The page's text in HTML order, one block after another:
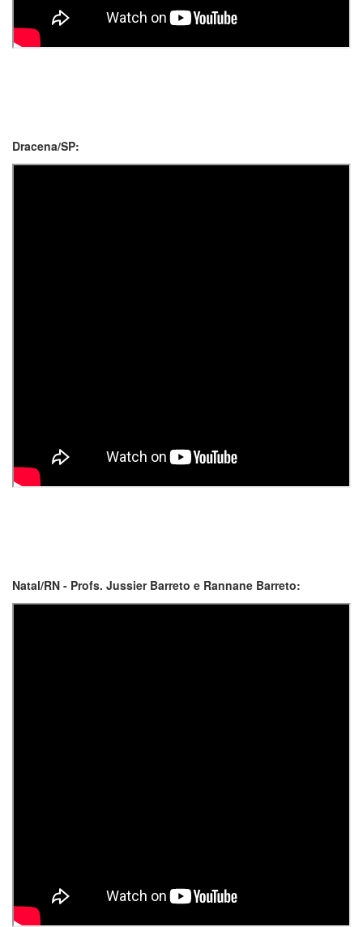
Dracena/SP:
Natal/RN - Profs. Jussier Barreto e Rannane Barreto: